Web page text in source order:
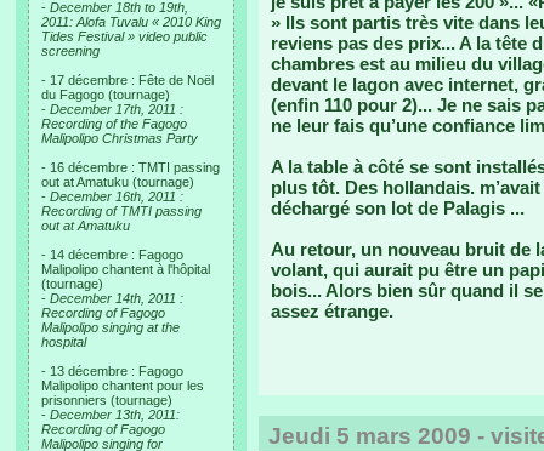
- December 18th to 19th,
2011: Alofa Tuvalu « 2010 King
Tides Festival » video public
screening
- 17 décembre : Fête de Noël
du Fagogo (tournage)
- December 17th, 2011 :
Recording of the Fagogo
Malipolipo Christmas Party
- 16 décembre : TMTI passing
out at Amatuku (tournage)
- December 16th, 2011 :
Recording of TMTI passing
out at Amatuku
- 14 décembre : Fagogo
Malipolipo chantent à l'hôpital
(tournage)
- December 14th, 2011 :
Recording of Fagogo
Malipolipo singing at the
hospital
- 13 décembre : Fagogo
Malipolipo chantent pour les
prisonniers (tournage)
- December 13th, 2011:
Recording of Fagogo
Malipolipo singing for
» Ils sont partis très vite dans
reviens pas des prix... A la tête
chambres est au milieu du
devant le lagon avec internet,
(enfin 110 pour 2)... Je ne sais
ne leur fais qu’une confiance
A la table à côté se sont
plus tôt. Des hollandais.
déchargé son lot de Palagis ...
Au retour, un nouveau bruit de
volant, qui aurait pu être un
bois... Alors bien sûr quand il
assez étrange.
Jeudi 5 mars 2009 -